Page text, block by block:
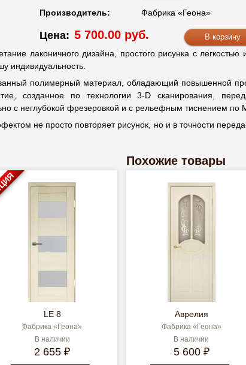
Производитель: Фабрика «Геона»
Цена: 5 700.00 руб.
лаконичного дизайна, простого рисунка с
индивидуальность.
полимерный материал, обладающий повышенной
созданное по технологии 3-D сканирования,
с неглубокой фрезеровкой и с рельефным тиснением по
не просто повторяет рисунок, но и в точности
LE 8
Фабрика «Геона»
В наличии
2 655 ₽
Похожие товары
Аврелия
Фабрика «Геона»
В наличии
5 600 ₽